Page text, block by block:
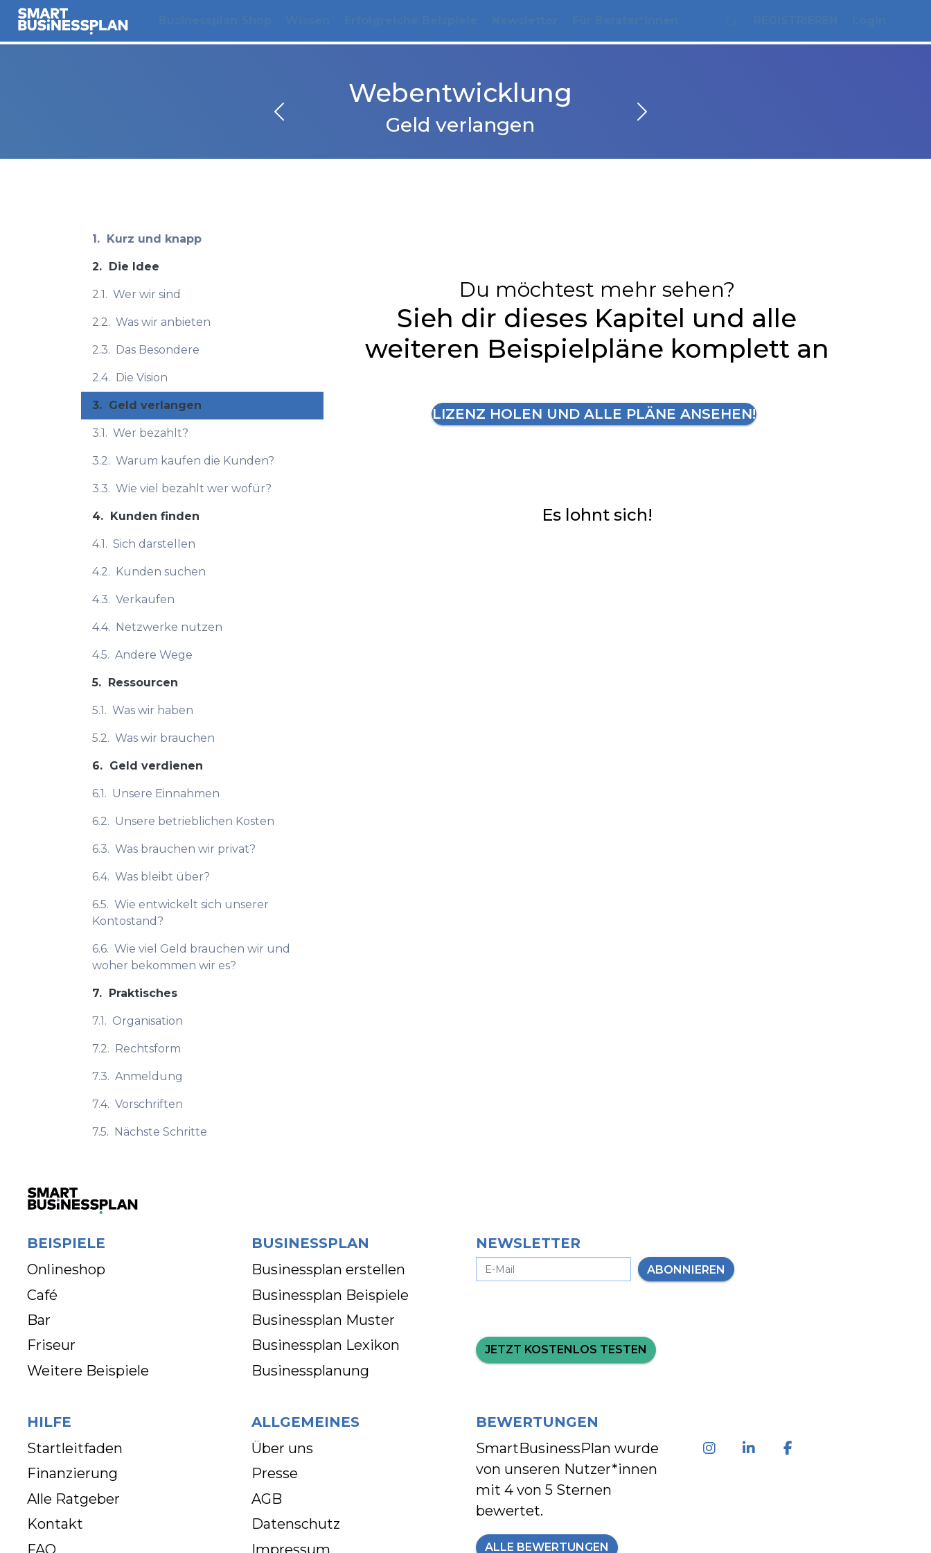
Webentwicklung
Geld verlangen
1. Kurz und knapp
2. Die Idee
2.1. Wer wir sind
2.2. Was wir anbieten
2.3. Das Besondere
2.4. Die Vision
3. Geld verlangen
3.1. Wer bezahlt?
3.2. Warum kaufen die Kunden?
3.3. Wie viel bezahlt wer wofür?
4. Kunden finden
4.1. Sich darstellen
4.2. Kunden suchen
4.3. Verkaufen
4.4. Netzwerke nutzen
4.5. Andere Wege
5. Ressourcen
5.1. Was wir haben
5.2. Was wir brauchen
6. Geld verdienen
6.1. Unsere Einnahmen
6.2. Unsere betrieblichen Kosten
6.3. Was brauchen wir privat?
6.4. Was bleibt über?
6.5. Wie entwickelt sich unserer
Kontostand?
6.6. Wie viel Geld brauchen wir und
woher bekommen wir es?
7. Praktisches
7.1. Organisation
7.2. Rechtsform
7.3. Anmeldung
7.4. Vorschriften
7.5. Nächste Schritte
Du möchtest mehr sehen?
Sieh dir dieses Kapitel und alle
weiteren Beispielpläne komplett an
LIZENZ HOLEN UND ALLE PLÄNE ANSEHEN!
Es lohnt sich!
BEISPIELE
Onlineshop
Café
Bar
Friseur
Weitere Beispiele
BUSINESSPLAN
Businessplan erstellen
Businessplan Beispiele
Businessplan Muster
Businessplan Lexikon
Businessplanung
NEWSLETTER
ABONNIEREN
JETZT KOSTENLOS TESTEN
HILFE
Startleitfaden
Finanzierung
Alle Ratgeber
Kontakt
FAQ
ALLGEMEINES
Über uns
Presse
AGB
Datenschutz
Impressum
BEWERTUNGEN
SmartBusinessPlan wurde
von unseren Nutzer*innen
mit 4 von 5 Sternen
bewertet.
ALLE BEWERTUNGEN